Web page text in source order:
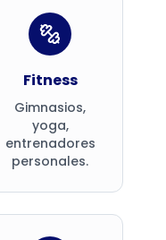
Fitness
Gimnasios,
yoga,
entrenadores
personales.